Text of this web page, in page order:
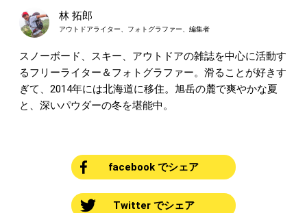
林 拓郎
アウトドアライター、フォトグラファー、編集者
スノーボード、スキー、アウトドアの雑誌を中心に活動す
るフリーライター＆フォトグラファー。滑ることが好きす
ぎて、2014年には北海道に移住。旭岳の麓で爽やかな夏
と、深いパウダーの冬を堪能中。
facebook でシェア
Twitter でシェア